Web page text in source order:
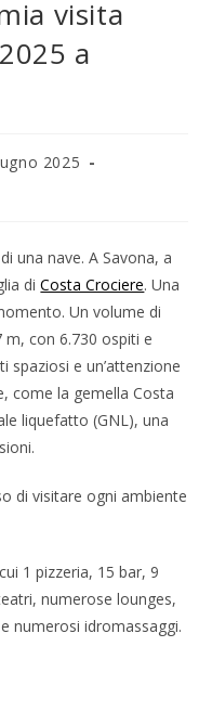
visita
a
2025
una nave. A Savona, a
diCosta Crociere. Una
Un volume di
m, con 6.730 ospiti e
spaziosi e un’attenzione
come la gemella Costa
liquefatto (GNL), una
di visitare ogni ambiente
1 pizzeria, 15 bar, 9
numerose lounges,
numerosi idromassaggi.